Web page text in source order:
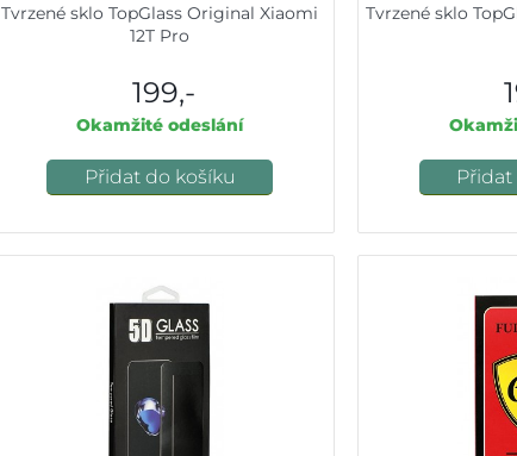
Tvrzené sklo TopGlass Original Xiaomi
12T Pro
199,-
Okamžité odeslání
Přidat do košíku
Tvrzené sklo